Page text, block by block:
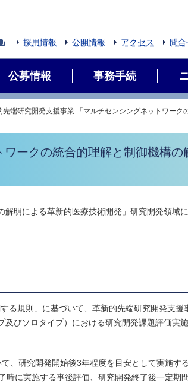
採用情報 公開情報 アクセス 問
公募情報 事務手続
先端研究開発支援事業 「マルチセンシングネットワー
ークの統合的理解と制御機構
明による革新的医療技術開発」研究開発領域
る規則」に基づいて、革新的先端研究開発支援
びソロタイプ）における研究開発課題評価実
、研究開発開始後3年程度を目安として実施す
に実施する事後評価、研究開発終了後一定期